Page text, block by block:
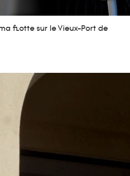
flotte sur le Vieux-Port de